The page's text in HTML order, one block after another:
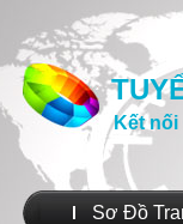
Kết nối
Sơ Đồ